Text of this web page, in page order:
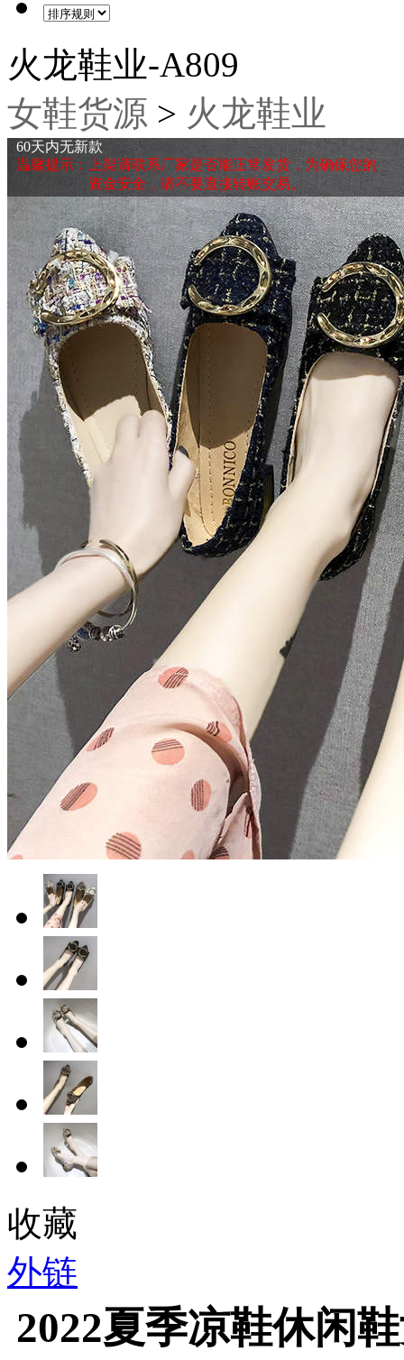
火龙鞋业-A809
女鞋货源 > 火龙鞋业
60天内无新款
温馨提示：上架请联系厂家是否能正常发货，为确保您的
资金安全，请不要直接转账交易。
收藏
外链
2022夏季凉鞋休闲